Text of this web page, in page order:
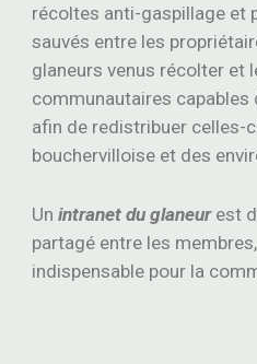
récoltes anti-gaspillage et
sauvés entre les
glaneurs venus récolter et
communautaires capables
afin de redistribuer celles-
bouchervilloise et des
Unintranet du glaneurest
partagé entre les
indispensable pour la